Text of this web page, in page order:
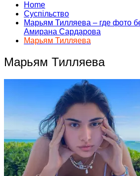
Home
Суспільство
Марьям Тилляева – где фото
Амирана Сардарова
Марьям Тилляева
Марьям Тилляева